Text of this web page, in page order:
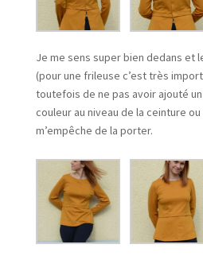
Je me sens super bien dedans et
(pour une frileuse c’est très
toutefois de ne pas avoir ajouté
couleur au niveau de la ceinture
m’empêche de la porter.